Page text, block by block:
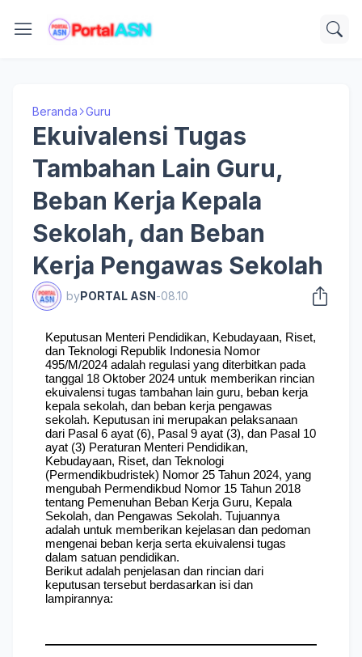
Beranda Guru
Ekuivalensi Tugas
Tambahan Lain Guru,
Beban Kerja Kepala
Sekolah, dan Beban
Kerja Pengawas Sekolah
byPORTAL ASN-08.10
Keputusan Menteri Pendidikan, Kebudayaan, Riset,
dan Teknologi Republik Indonesia Nomor
495/M/2024 adalah regulasi yang diterbitkan pada
tanggal 18 Oktober 2024 untuk memberikan rincian
ekuivalensi tugas tambahan lain guru, beban kerja
kepala sekolah, dan beban kerja pengawas
sekolah. Keputusan ini merupakan pelaksanaan
dari Pasal 6 ayat (6), Pasal 9 ayat (3), dan Pasal 10
ayat (3) Peraturan Menteri Pendidikan,
Kebudayaan, Riset, dan Teknologi
(Permendikbudristek) Nomor 25 Tahun 2024, yang
mengubah Permendikbud Nomor 15 Tahun 2018
tentang Pemenuhan Beban Kerja Guru, Kepala
Sekolah, dan Pengawas Sekolah. Tujuannya
adalah untuk memberikan kejelasan dan pedoman
mengenai beban kerja serta ekuivalensi tugas
dalam satuan pendidikan.
Berikut adalah penjelasan dan rincian dari
keputusan tersebut berdasarkan isi dan
lampirannya: